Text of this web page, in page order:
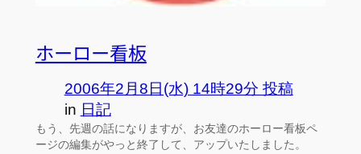
ホーロー看板
2006年2月8日(水) 14時29分 投稿
in 日記
もう、先週の話になりますが、お友達のホーロー看板ペ
ージの編集がやっと終了して、アップいたしました。